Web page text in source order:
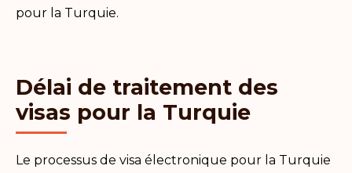
pour la Turquie.
Délai de traitement des
visas pour la Turquie
Le processus de visa électronique pour la Turquie